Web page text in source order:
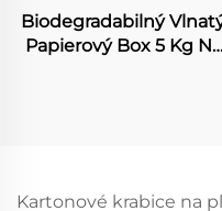
Biodegradabilný
Papierový Box 5 Kg Na
Kartonové krabice na